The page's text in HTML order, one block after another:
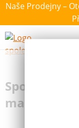
Naše Prodejny –
magnetické